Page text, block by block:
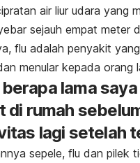
air liur udara yang
sejauh empat meter
flu adalah penyakit
menular kepada orang
lama
di rumah
lagi setelah
sepele, flu dan pilek